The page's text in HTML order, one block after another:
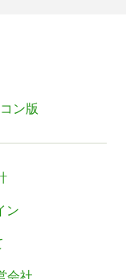
ン版
ン
会社